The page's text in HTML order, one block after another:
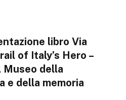
libro Via
of Italy’s Hero –
Museo della
e della memoria